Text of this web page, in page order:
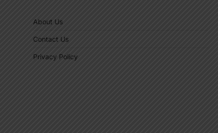
About Us
Contact Us
Privacy Policy